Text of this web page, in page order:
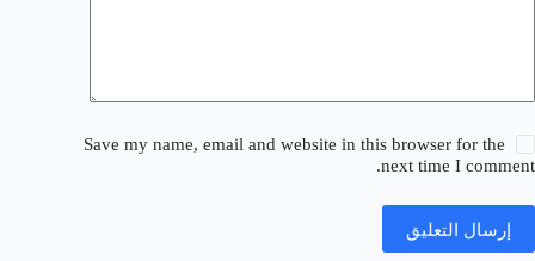
Save my name, email and website in this browser for the
next time I comment.
إرسال التعليق